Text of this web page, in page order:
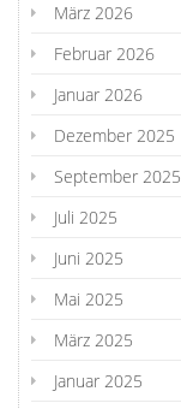
März 2026
Februar 2026
Januar 2026
Dezember 2025
September 2025
Juli 2025
Juni 2025
Mai 2025
März 2025
Januar 2025